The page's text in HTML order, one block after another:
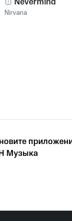
Nirvana
Музыка